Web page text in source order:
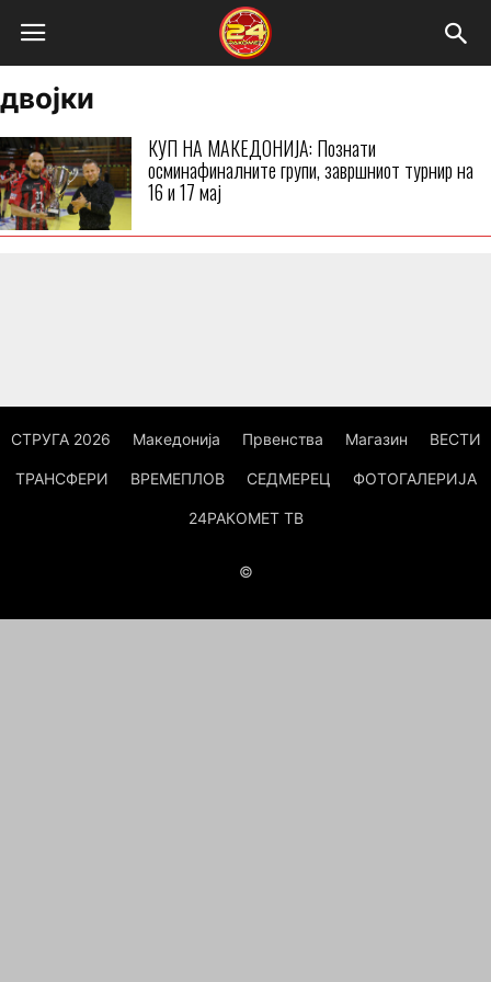
двојки
КУП НА МАКЕДОНИЈА: Познати
осминафиналните групи, завршниот турнир на
16 и 17 мај
СТРУГА 2026 Македонија Првенства Магазин ВЕСТИ
ТРАНСФЕРИ ВРЕМЕПЛОВ СЕДМЕРЕЦ ФОТОГАЛЕРИЈА
24РАКОМЕТ ТВ
©